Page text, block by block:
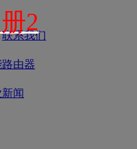
2
联系我们
路由器
闻